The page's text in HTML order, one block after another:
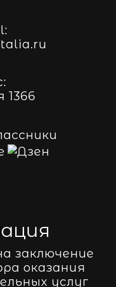
1366
заключение
оказания
услуг